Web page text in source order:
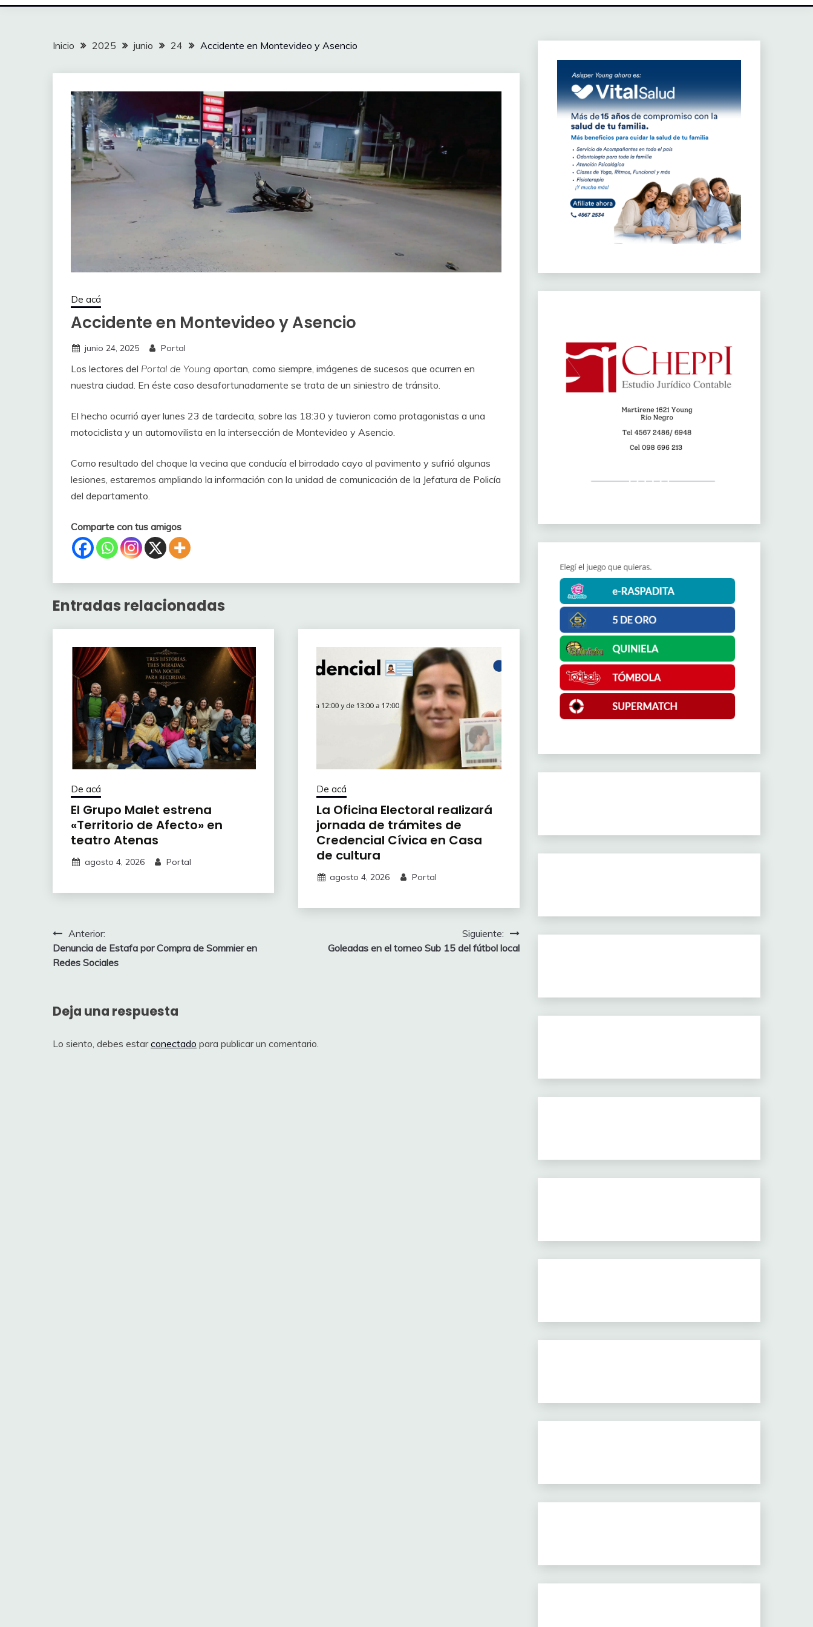
Inicio 2025 junio 24 Accidente en Montevideo y Asencio
De acá
Accidente en Montevideo y Asencio
junio 24, 2025 Portal
Los lectores del Portal de Young aportan, como siempre, imágenes de sucesos que ocurren en
nuestra ciudad. En éste caso desafortunadamente se trata de un siniestro de tránsito.
El hecho ocurrió ayer lunes 23 de tardecita, sobre las 18:30 y tuvieron como protagonistas a una
motociclista y un automovilista en la intersección de Montevideo y Asencio.
Como resultado del choque la vecina que conducía el birrodado cayo al pavimento y sufrió algunas
lesiones, estaremos ampliando la información con la unidad de comunicación de la Jefatura de Policía
del departamento.
Comparte con tus amigos
Entradas relacionadas
De acá
El Grupo Malet estrena
«Territorio de Afecto» en
teatro Atenas
agosto 4, 2026 Portal
De acá
La Oficina Electoral realizará
jornada de trámites de
Credencial Cívica en Casa
de cultura
agosto 4, 2026 Portal
Navegación
de
Anterior:
Denuncia de Estafa por Compra de Sommier en
Redes Sociales
Siguiente:
Goleadas en el torneo Sub 15 del fútbol local
Deja una respuesta
Lo siento, debes estarconectado para publicar un comentario.